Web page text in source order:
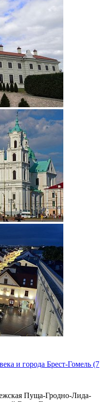
и города Брест-Гомель (7
Пуща-Гродно-Лида-